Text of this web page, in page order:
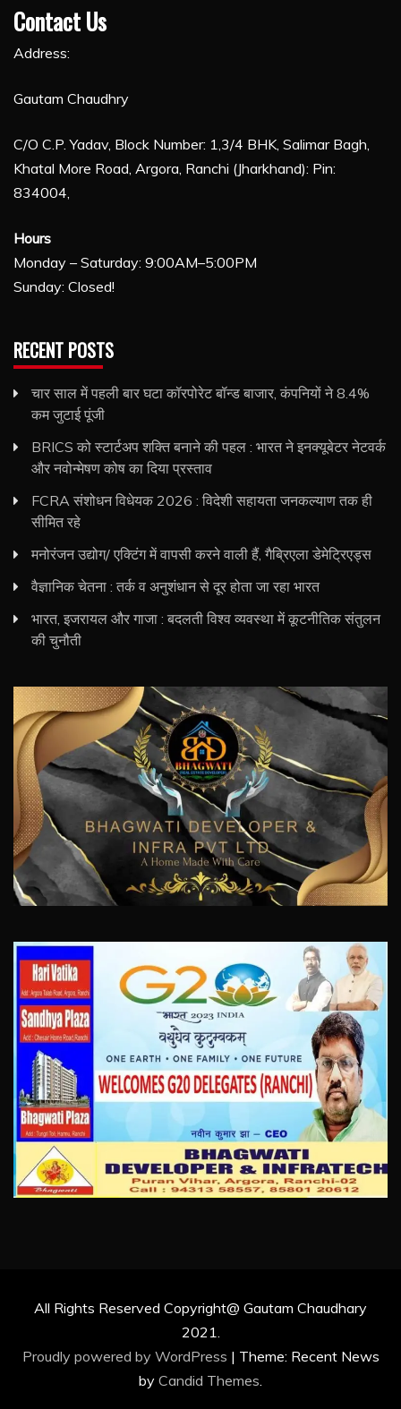
Contact Us
Address:
Gautam Chaudhry
C/O C.P. Yadav, Block Number: 1,3/4 BHK, Salimar Bagh,
Khatal More Road, Argora, Ranchi (Jharkhand): Pin:
834004,
Hours
Monday – Saturday: 9:00AM–5:00PM
Sunday: Closed!
RECENT POSTS
चार साल में पहली बार घटा कॉरपोरेट बॉन्ड बाजार, कंपनियों ने 8.4%
कम जुटाई पूंजी
BRICS को स्टार्टअप शक्ति बनाने की पहल : भारत ने इनक्यूबेटर नेटवर्क
और नवोन्मेषण कोष का दिया प्रस्ताव
FCRA संशोधन विधेयक 2026 : विदेशी सहायता जनकल्याण तक ही
सीमित रहे
मनोरंजन उद्योग/ एक्टिंग में वापसी करने वाली हैं, गैब्रिएला डेमेट्रिएड्स
वैज्ञानिक चेतना : तर्क व अनुशंधान से दूर होता जा रहा भारत
भारत, इजरायल और गाजा : बदलती विश्व व्यवस्था में कूटनीतिक संतुलन
की चुनौती
All Rights Reserved Copyright@ Gautam Chaudhary
2021.
Proudly powered by WordPress | Theme: Recent News
by Candid Themes.